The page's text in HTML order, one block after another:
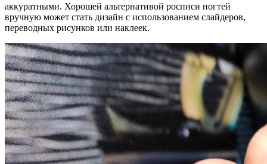
аккуратными. Хорошей альтернативой росписи ногтей
вручную может стать дизайн с использованием слайдеров,
переводных рисунков или наклеек.